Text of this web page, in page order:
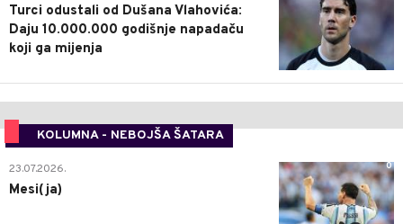
Turci odustali od Dušana Vlahovića:
Daju 10.000.000 godišnje napadaču
koji ga mijenja
KOLUMNA - NEBOJŠA ŠATARA
0
23.07.2026.
Mesi(ja)